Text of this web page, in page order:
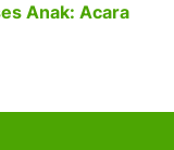
Anak: Acara